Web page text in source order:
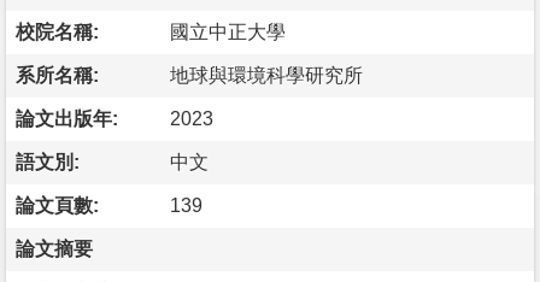
校院名稱: 國立中正大學
系所名稱: 地球與環境科學研究所
論文出版年: 2023
語文別: 中文
論文頁數: 139
論文摘要